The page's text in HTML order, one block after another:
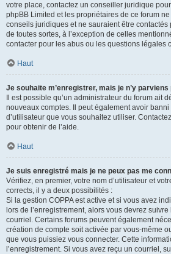
votre place, contactez un conseiller juridique
phpBB Limited et les propriétaires de ce forum
conseils juridiques et ne sauraient être
de toutes sortes, à l’exception de celles
contacter pour les abus ou les questions légales
Haut
Je souhaite m’enregistrer, mais je n’y parviens
Il est possible qu’un administrateur du forum ait
nouveaux comptes. Il peut également avoir
d’utilisateur que vous souhaitez utiliser.
pour obtenir de l’aide.
Haut
Je suis enregistré mais je ne peux pas me
Vérifiez, en premier, votre nom d’utilisateur et
corrects, il y a deux possibilités :
Si la gestion COPPA est active et si vous avez
lors de l’enregistrement, alors vous devrez
courriel. Certains forums peuvent également
création de compte soit activée par vous-même
que vous puissiez vous connecter. Cette
l’enregistrement. Si vous avez reçu un courriel,